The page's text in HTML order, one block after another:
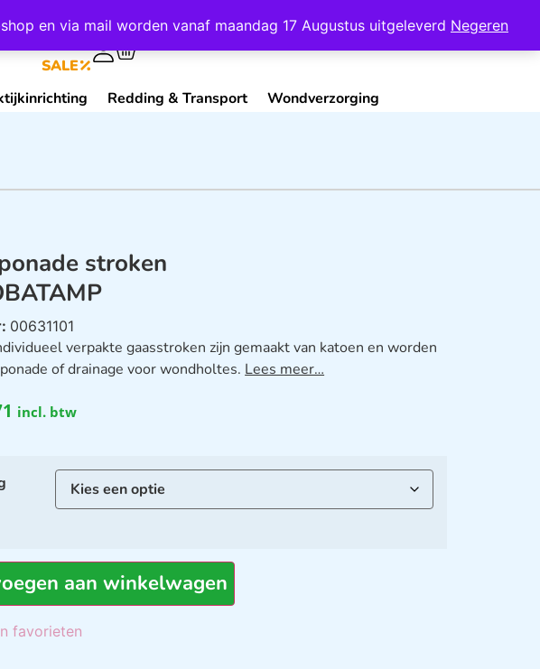
en via mail worden vanaf maandag 17 Augustus uitgeleverd Negeren
Mijn Account Contact
SALE
Redding & Transport Wondverzorging
stroken
00631101
verpakte gaasstroken zijn gemaakt van katoen en worden
of drainage voor wondholtes. Lees meer…
incl. btw
aan winkelwagen
favorieten